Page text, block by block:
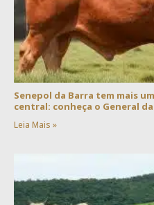
Senepol da Barra tem mais
central: conheça o General
Leia Mais »